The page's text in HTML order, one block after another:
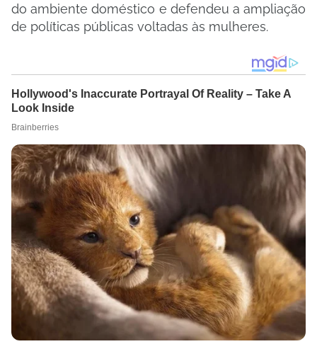
do ambiente doméstico e defendeu a ampliação
de políticas públicas voltadas às mulheres.